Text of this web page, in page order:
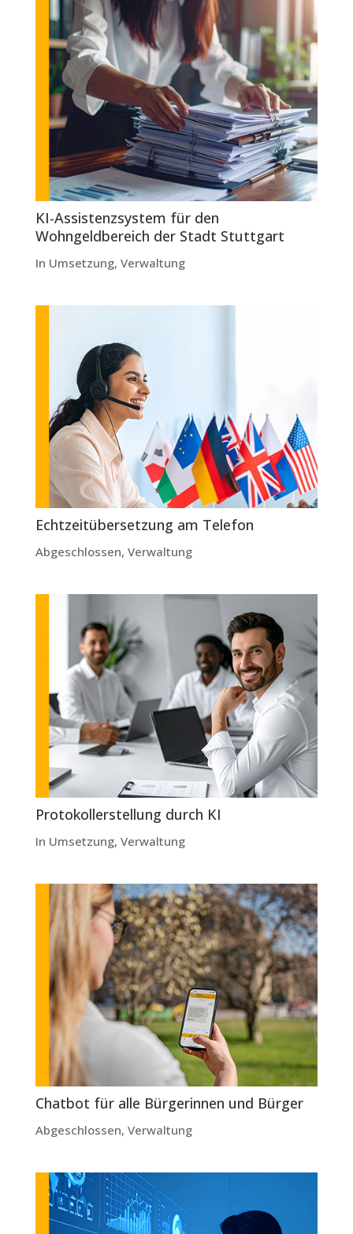
KI-Assistenzsystem für den
Wohngeldbereich der Stadt Stuttgart
In Umsetzung, Verwaltung
Echtzeitübersetzung am Telefon
Abgeschlossen, Verwaltung
Protokollerstellung durch KI
In Umsetzung, Verwaltung
Chatbot für alle Bürgerinnen und Bürger
Abgeschlossen, Verwaltung